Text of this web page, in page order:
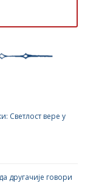
Светлост вере у
другачије говори